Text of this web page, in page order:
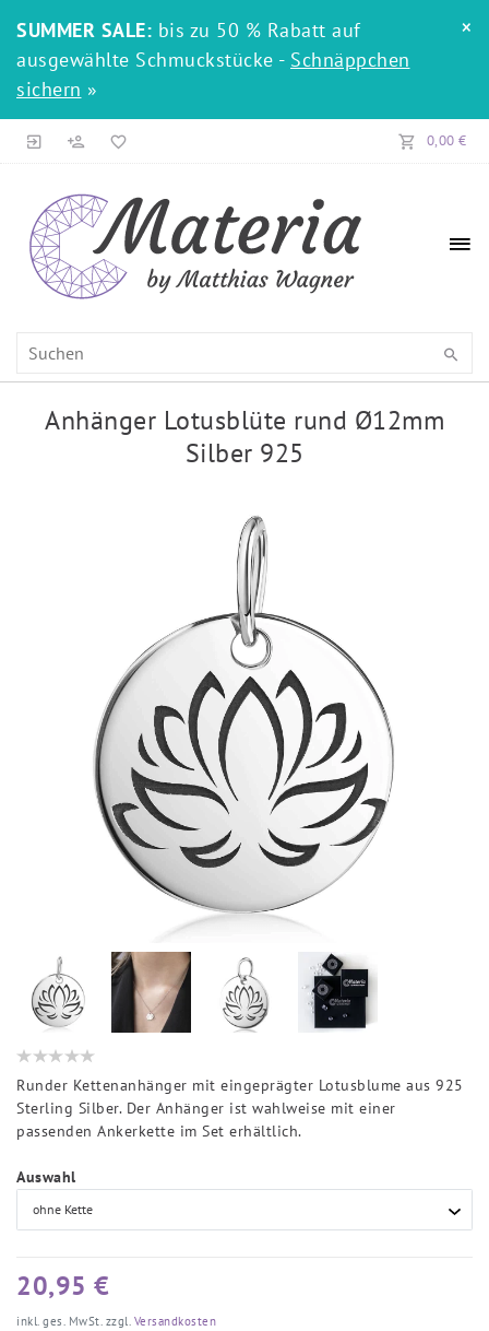
SUMMER SALE: bis zu 50 % Rabatt auf
ausgewählte Schmuckstücke - Schnäppchen
sichern »
×
0,00 €
Anhänger Lotusblüte rund Ø12mm
Silber 925
Runder Kettenanhänger mit eingeprägter Lotusblume aus 925
Sterling Silber. Der Anhänger ist wahlweise mit einer
passenden Ankerkette im Set erhältlich.
Auswahl
20,95 €
inkl. ges. MwSt. zzgl.Versandkosten